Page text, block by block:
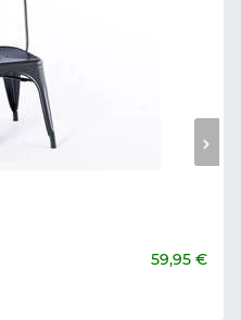
59,95 €